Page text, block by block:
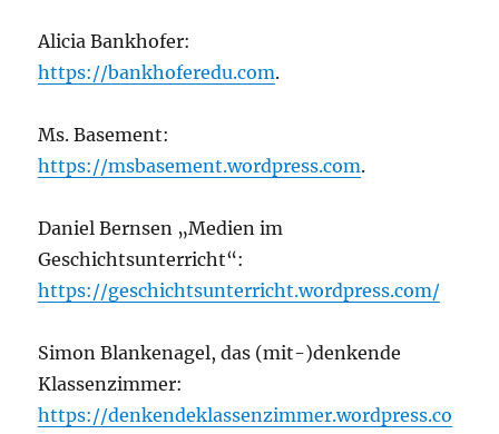
Alicia Bankhofer:
https://bankhoferedu.com.
Ms. Basement:
https://msbasement.wordpress.com.
Daniel Bernsen „Medien im
Geschichtsunterricht“:
https://geschichtsunterricht.wordpress.com/
Simon Blankenagel, das (mit-)denkende
Klassenzimmer:
https://denkendeklassenzimmer.wordpress.co